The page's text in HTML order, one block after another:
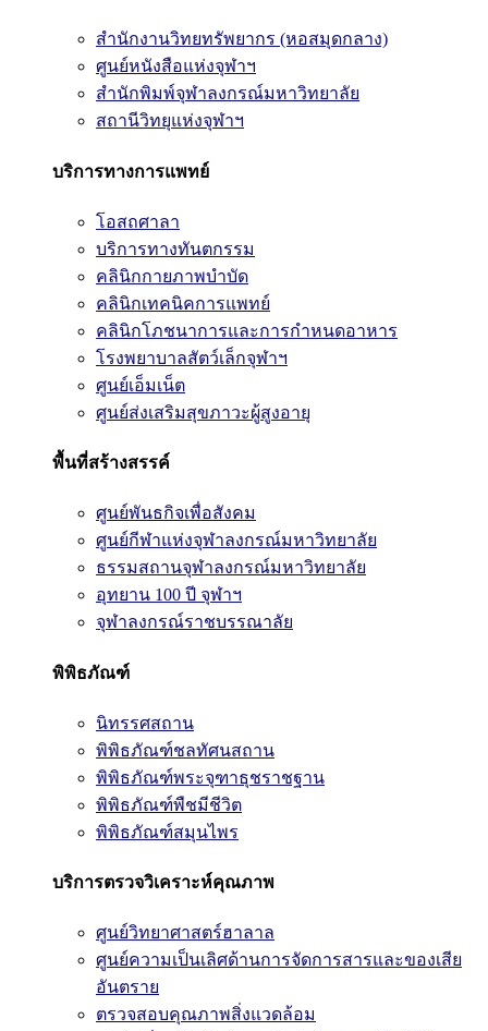
สำนักงานวิทยทรัพยากร (หอสมุดกลาง)
ศูนย์หนังสือแห่งจุฬาฯ
สำนักพิมพ์จุฬาลงกรณ์มหาวิทยาลัย
สถานีวิทยุแห่งจุฬาฯ
บริการทางการแพทย์
โอสถศาลา
บริการทางทันตกรรม
คลินิกกายภาพบำบัด
คลินิกเทคนิคการแพทย์
คลินิกโภชนาการและการกำหนดอาหาร
โรงพยาบาลสัตว์เล็กจุฬาฯ
ศูนย์เอ็มเน็ต
ศูนย์ส่งเสริมสุขภาวะผู้สูงอายุ
พื้นที่สร้างสรรค์
ศูนย์พันธกิจเพื่อสังคม
ศูนย์กีฬาแห่งจุฬาลงกรณ์มหาวิทยาลัย
ธรรมสถานจุฬาลงกรณ์มหาวิทยาลัย
อุทยาน 100 ปี จุฬาฯ
จุฬาลงกรณ์ราชบรรณาลัย
พิพิธภัณฑ์
นิทรรศสถาน
พิพิธภัณฑ์ชลทัศนสถาน
พิพิธภัณฑ์พระจุฑาธุชราชฐาน
พิพิธภัณฑ์พืชมีชีวิต
พิพิธภัณฑ์สมุนไพร
บริการตรวจวิเคราะห์คุณภาพ
ศูนย์วิทยาศาสตร์ฮาลาล
ศูนย์ความเป็นเลิศด้านการจัดการสารและของเสีย
อันตราย
ตรวจสอบคุณภาพสิ่งแวดล้อม